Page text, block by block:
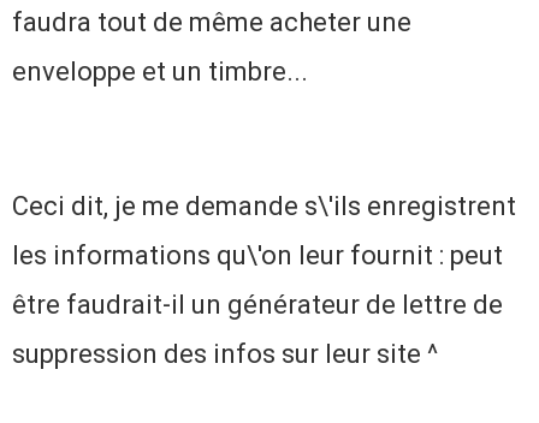
faudra tout de même acheter une
enveloppe et un timbre...
Ceci dit, je me demande s\'ils enregistrent
les informations qu\'on leur fournit : peut
être faudrait-il un générateur de lettre de
suppression des infos sur leur site ^